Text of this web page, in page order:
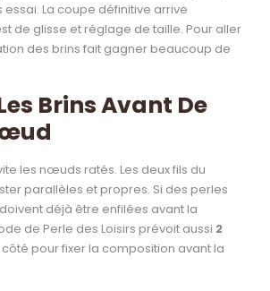
La coupe définitive arrive
de glisse et réglage de taille. Pour aller
des brins fait gagner beaucoup de
Brins Avant De
les nœuds ratés. Les deux fils du
parallèles et propres. Si des perles
déjà être enfilées avant la
de Perle des Loisirs prévoit aussi 2
pour fixer la composition avant la